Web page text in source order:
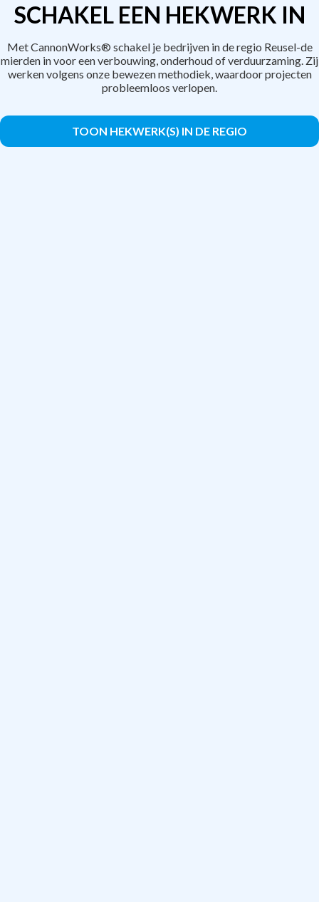
SCHAKEL EEN HEKWERK IN
Met CannonWorks® schakel je bedrijven in de regio Reusel-de
mierden in voor een verbouwing, onderhoud of verduurzaming. Zij
werken volgens onze bewezen methodiek, waardoor projecten
probleemloos verlopen.
TOON HEKWERK(S) IN DE REGIO